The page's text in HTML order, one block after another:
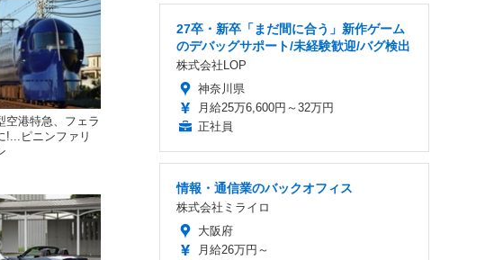
空港特急、フェラ
!...ピニンファリ
27卒・新卒「まだ間に合う」新作ゲーム
のデバッグサポート/未経験歓迎/バグ検出
株式会社LOP
神奈川県
月給25万6,600円～32万円
正社員
情報・通信業のバックオフィス
株式会社ミライロ
大阪府
月給26万円～